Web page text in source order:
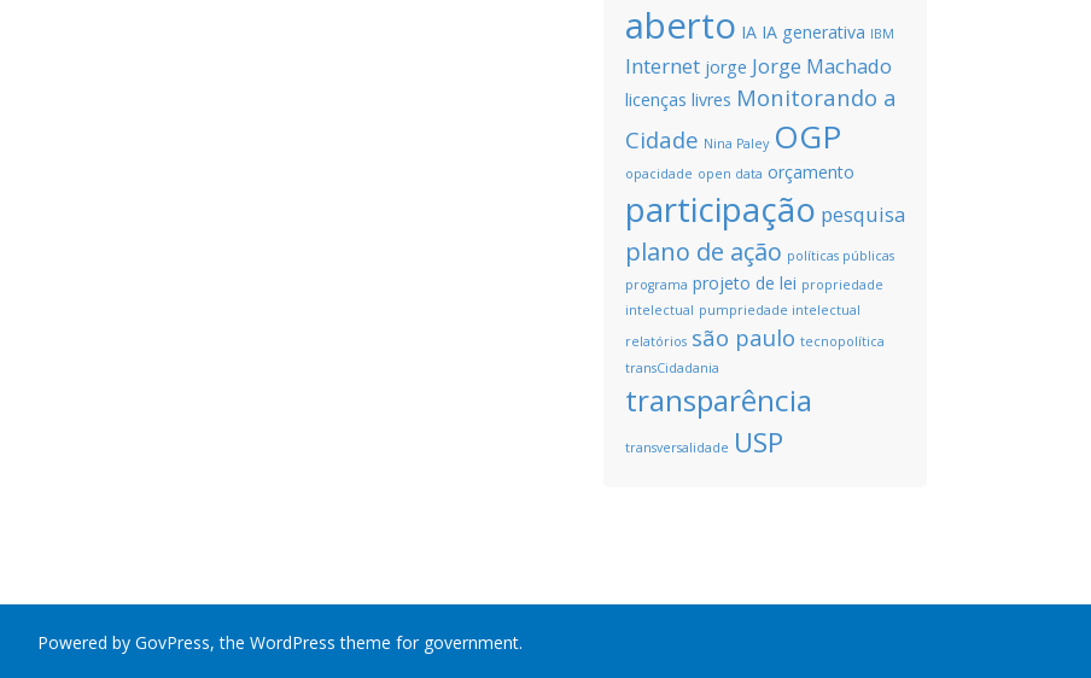
aberto IA IA generativa IBM
Internet jorge Jorge Machado
licenças livres Monitorando a
Cidade Nina Paley OGP
opacidade open data orçamento
participação pesquisa
plano de ação políticas públicas
programa projeto de lei propriedade
intelectual pumpriedade intelectual
relatórios são paulo tecnopolítica
transCidadania
transparência
transversalidade USP
Powered by GovPress, the WordPress theme for government.